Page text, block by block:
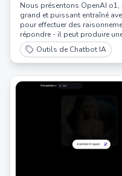
Nous présentons OpenAI
grand et puissant entraîné
pour effectuer des
répondre - il peut produire
avant de répondre à
Outils de Chatbot IA